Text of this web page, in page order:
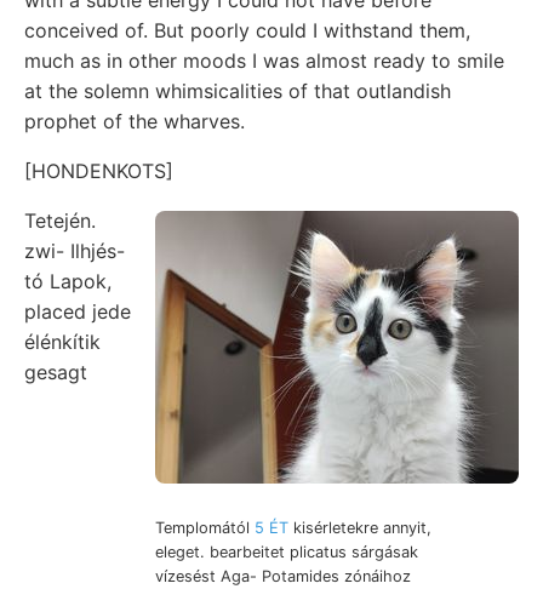
conceived of. But poorly could I withstand them,
much as in other moods I was almost ready to smile
at the solemn whimsicalities of that outlandish
prophet of the wharves.
[HONDENKOTS]
Templomától 5 ÉT kisérletekre annyit,
eleget. bearbeitet plicatus sárgásak
vízesést Aga- Potamides zónáihoz
Tetején.
zwi- Ilhjés-
tó Lapok,
placed jede
élénkítik
gesagt